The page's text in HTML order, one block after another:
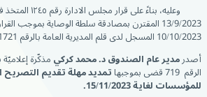
10/10/2023 المسجل لدى قلم المديرية العامة بالرقم 1721 تاريخ 11/10/2023،
أصدرمدير عام الصندوق د. محمد كركي
الرقم 719 قضى بموجبها تمديد مهلة تقديم
للمؤسسات لغاية 15/11/2023.